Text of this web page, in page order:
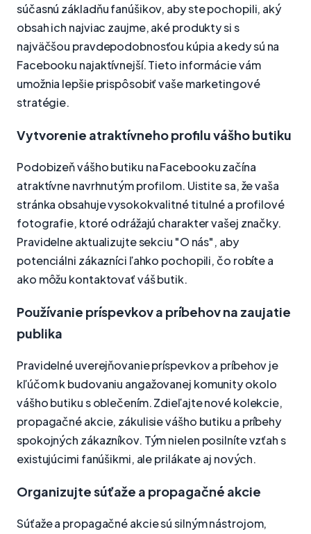
súčasnú základňu fanúšikov, aby ste pochopili, aký
obsah ich najviac zaujme, aké produkty si s
najväčšou pravdepodobnosťou kúpia a kedy sú na
Facebooku najaktívnejší. Tieto informácie vám
umožnia lepšie prispôsobiť vaše marketingové
stratégie.
Vytvorenie atraktívneho profilu vášho butiku
Podobizeň vášho butiku na Facebooku začína
atraktívne navrhnutým profilom. Uistite sa, že vaša
stránka obsahuje vysokokvalitné titulné a profilové
fotografie, ktoré odrážajú charakter vašej značky.
Pravidelne aktualizujte sekciu "O nás", aby
potenciálni zákazníci ľahko pochopili, čo robíte a
ako môžu kontaktovať váš butik.
Používanie príspevkov a príbehov na zaujatie
publika
Pravidelné uverejňovanie príspevkov a príbehov je
kľúčom k budovaniu angažovanej komunity okolo
vášho butiku s oblečením. Zdieľajte nové kolekcie,
propagačné akcie, zákulisie vášho butiku a príbehy
spokojných zákazníkov. Tým nielen posilníte vzťah s
existujúcimi fanúšikmi, ale prilákate aj nových.
Organizujte súťaže a propagačné akcie
Súťaže a propagačné akcie sú silným nástrojom,